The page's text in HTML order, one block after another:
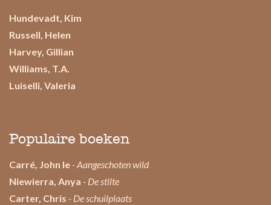
Hundevadt, Kim
Russell, Helen
Harvey, Gillian
Williams, T.A.
Luiselli, Valeria
Populaire boeken
Carré, John le - Aangeschoten wild
Niewierra, Anya - De stilte
Carter, Chris - De schuilplaats